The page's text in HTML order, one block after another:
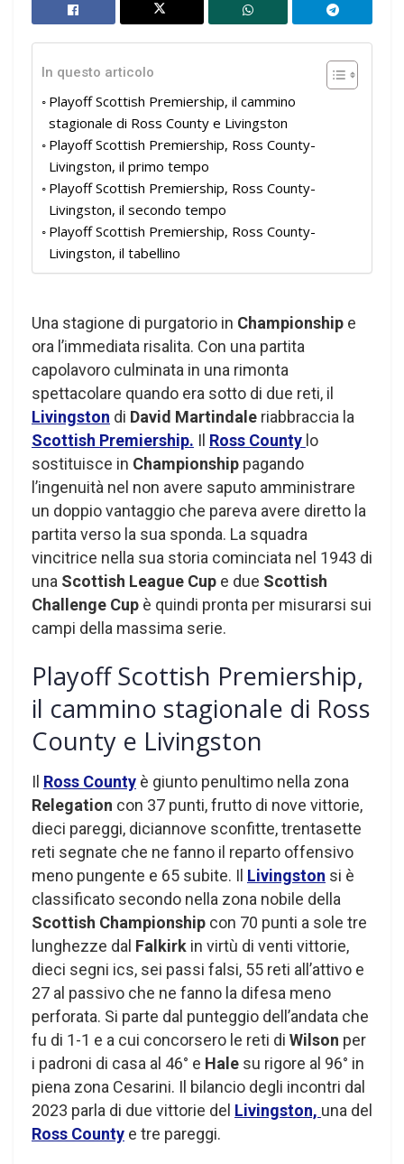
In questo articolo
Playoff Scottish Premiership, il cammino
stagionale di Ross County e Livingston
Playoff Scottish Premiership, Ross County-
Livingston, il primo tempo
Playoff Scottish Premiership, Ross County-
Livingston, il secondo tempo
Playoff Scottish Premiership, Ross County-
Livingston, il tabellino
Una stagione di purgatorio in Championship e
ora l’immediata risalita. Con una partita
capolavoro culminata in una rimonta
spettacolare quando era sotto di due reti, il
Livingston di David Martindale riabbraccia la
Scottish Premiership. Il Ross County lo
sostituisce in Championship pagando
l’ingenuità nel non avere saputo amministrare
un doppio vantaggio che pareva avere diretto la
partita verso la sua sponda. La squadra
vincitrice nella sua storia cominciata nel 1943 di
una Scottish League Cup e due Scottish
Challenge Cup è quindi pronta per misurarsi sui
campi della massima serie.
Playoff Scottish Premiership,
il cammino stagionale di Ross
County e Livingston
Il Ross County è giunto penultimo nella zona
Relegation con 37 punti, frutto di nove vittorie,
dieci pareggi, diciannove sconfitte, trentasette
reti segnate che ne fanno il reparto offensivo
meno pungente e 65 subite. Il Livingston si è
classificato secondo nella zona nobile della
Scottish Championship con 70 punti a sole tre
lunghezze dal Falkirk in virtù di venti vittorie,
dieci segni ics, sei passi falsi, 55 reti all’attivo e
27 al passivo che ne fanno la difesa meno
perforata. Si parte dal punteggio dell’andata che
fu di 1-1 e a cui concorsero le reti di Wilson per
i padroni di casa al 46° e Hale su rigore al 96° in
piena zona Cesarini. Il bilancio degli incontri dal
2023 parla di due vittorie del Livingston, una del
Ross County e tre pareggi.